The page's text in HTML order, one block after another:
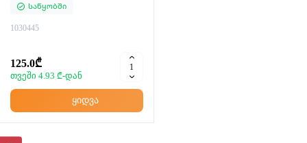
Საწყობში
1030445
125.0₾
თვეში 4.93 ₾-დან
ყიდვა